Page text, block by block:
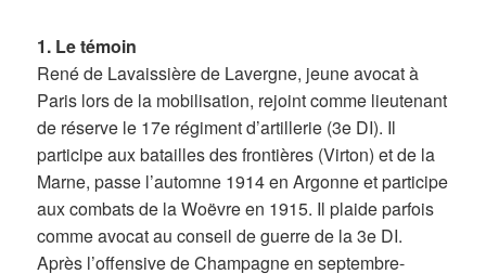
1. Le témoin
René de Lavaissière de Lavergne, jeune avocat à
Paris lors de la mobilisation, rejoint comme lieutenant
de réserve le 17e régiment d’artillerie (3e DI). Il
participe aux batailles des frontières (Virton) et de la
Marne, passe l’automne 1914 en Argonne et participe
aux combats de la Woëvre en 1915. Il plaide parfois
comme avocat au conseil de guerre de la 3e DI.
Après l’offensive de Champagne en septembre-